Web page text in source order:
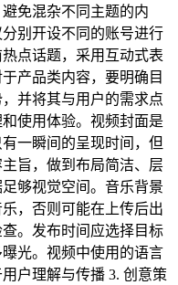
免混杂不同主题的内
别开设不同的账号进行
点话题，采用互动式表
产品类内容，要明确目
并将其与用户的需求点
使用体验。视频封面是
一瞬间的呈现时间，但
旨，做到布局简洁、层
够视觉空间。音乐背景
，否则可能在上传后出
。发布时间应选择目标
光。视频中使用的语言
户理解与传播 3. 创意策